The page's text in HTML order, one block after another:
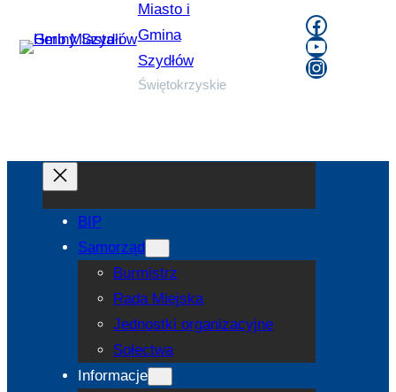
Miasto i
Gmina
Szydłów
Świętokrzyskie
YouTube
BIP
Samorząd
Burmistrz
Rada Miejska
Jednostki organizacyjne
Sołectwa
Informacje